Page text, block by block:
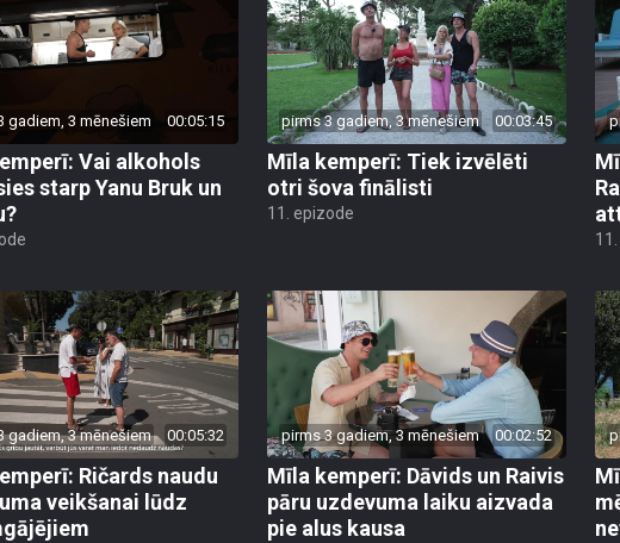
gadiem, 3 mēnešiem 00:05:15
Vai alkohols
starp Yanu Bruk un
pirms 3 gadiem, 3 mēnešiem 00:03:45
Mīla kemperī: Tiek izvēlēti
otri šova finālisti
11. epizode
gadiem, 3 mēnešiem 00:05:32
Ričards naudu
veikšanai lūdz
pirms 3 gadiem, 3 mēnešiem 00:02:52
Mīla kemperī: Dāvids un Raivis
pāru uzdevuma laiku aizvada
pie alus kausa